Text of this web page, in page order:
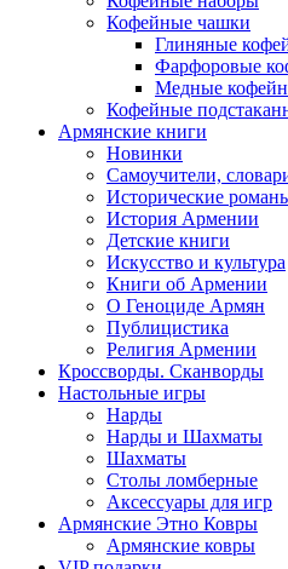
Кофейные чашки
Глиняные
Фарфоровые
Медные
Кофейные
Армянские книги
Новинки
Самоучители,
Исторические
История Армении
Детские книги
Иcкусство и культура
Книги об Армении
О Геноциде Армян
Публицистика
Религия Армении
Кроссворды. Сканворды
Настольные игры
Нарды
Нарды и Шахматы
Шахматы
Столы ломберные
Аксессуары для игр
Армянские Этно Ковры
Армянские ковры